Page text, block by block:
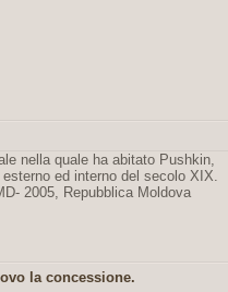
nella quale ha abitato Pushkin,
ed interno del secolo XIX.
2005, Repubblica Moldova
la concessione.